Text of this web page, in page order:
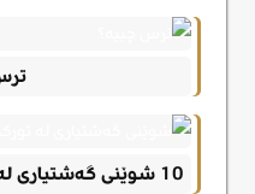
10 شوێنی گەشتیاری لە تورکیا کە پێویستە بیبینیت